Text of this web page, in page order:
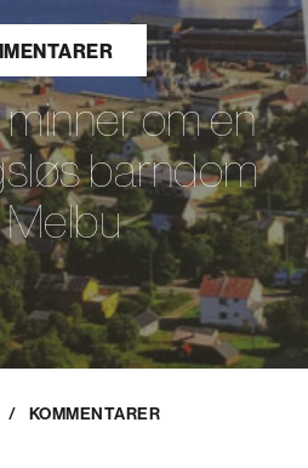
om en
barndom
/ KOMMENTARER